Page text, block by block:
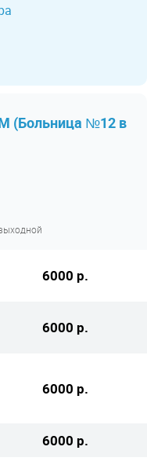
(Больница №12 в
6000 р.
6000 р.
6000 р.
6000 р.